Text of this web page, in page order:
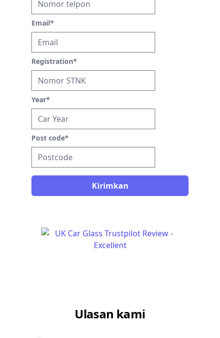
Email*
Registration*
Year*
Post code*
Kirimkan
Ulasan kami